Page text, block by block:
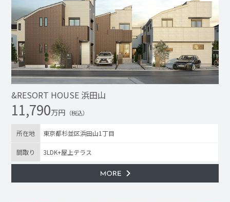
&RESORT HOUSE 浜田山
11,790万円 （税込）
所在地 東京都杉並区浜田山1丁目
間取り 3LDK+屋上テラス